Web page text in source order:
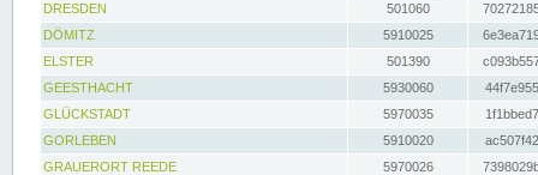
DRESDEN
501060
DÖMITZ
5910025
ELSTER
501390
GEESTHACHT
5930060
GLÜCKSTADT
5970035
GORLEBEN
5910020
GRAUERORT REEDE
5970026